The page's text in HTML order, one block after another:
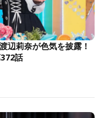
辺莉奈が色気を披露！
話